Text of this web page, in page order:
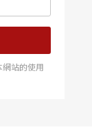
站的使用